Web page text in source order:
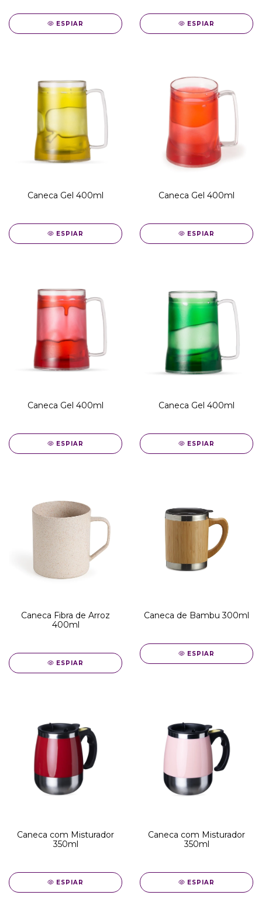
ESPIAR ESPIAR
Caneca Gel 400ml
ESPIAR
Caneca Gel 400ml
ESPIAR
Caneca Gel 400ml
ESPIAR
Caneca Gel 400ml
ESPIAR
Caneca Fibra de Arroz
400ml
ESPIAR
Caneca de Bambu 300ml
ESPIAR
Caneca com Misturador
350ml
ESPIAR
Caneca com Misturador
350ml
ESPIAR